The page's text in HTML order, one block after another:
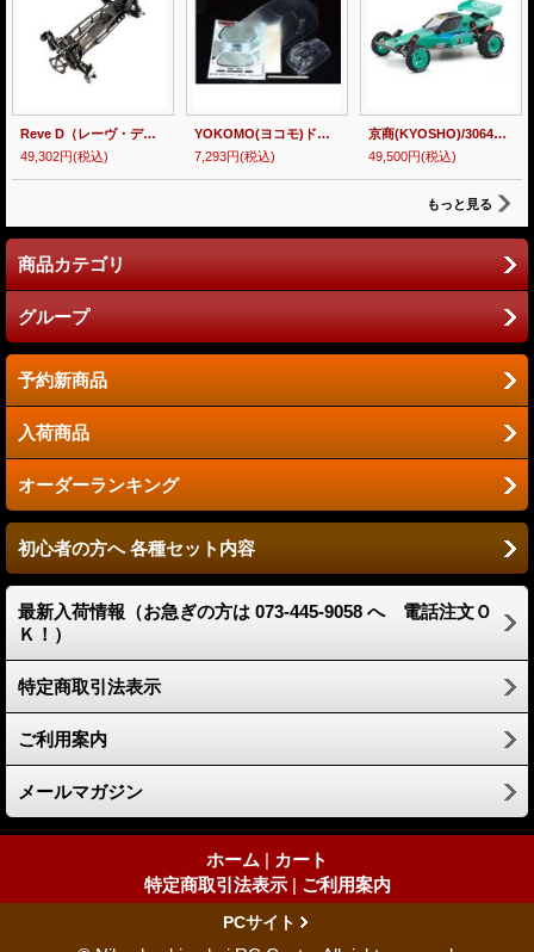
Reve D（レーヴ・ディー）/RKD-MC3/RDX用コンバージョンキット MC-III
49,302円(税込)
YOKOMO(ヨコモ)ドリフト用 BNスポーツ マツダFC RX-7 ボディセット(ライトパーツ/デカール付) （未塗装/未組立)(未塗装/未組立)
7,293円(税込)
京商(KYOSHO)/30646/1/10 EP 2WDレーシングバギー トマホーク'85世界戦スペック（未組立品）
49,500円(税込)
もっと見る
商品カテゴリ
グループ
予約新商品
入荷商品
オーダーランキング
初心者の方へ 各種セット内容
最新入荷情報（お急ぎの方は 073-445-9058 へ 電話注文Ｏ
Ｋ！）
特定商取引法表示
ご利用案内
メールマガジン
ホーム | カート
特定商取引法表示 | ご利用案内
PCサイト